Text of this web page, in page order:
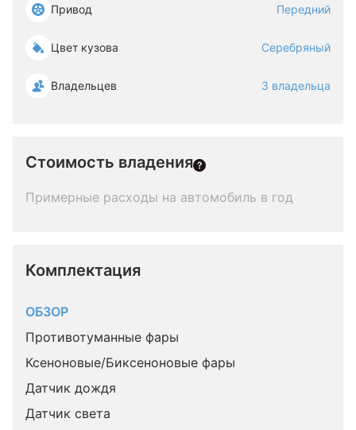
Привод Передний
Цвет кузова Серебряный
Владельцев 3 владельца
Стоимость владения
Примерные расходы на автомобиль в год
Комплектация
ОБЗОР
Противотуманные фары
Ксеноновые/Биксеноновые фары
Датчик дождя
Датчик света